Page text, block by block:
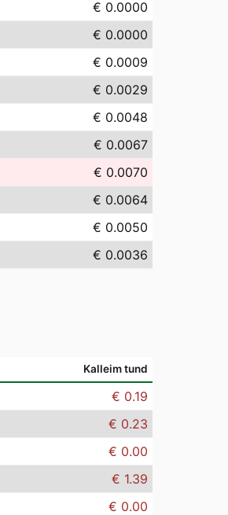
€ 0.0000
€ 0.0000
€ 0.0009
€ 0.0029
€ 0.0048
€ 0.0067
€ 0.0070
€ 0.0064
€ 0.0050
€ 0.0036
Kalleim tund
€ 0.19
€ 0.23
€ 0.00
€ 1.39
€ 0.00